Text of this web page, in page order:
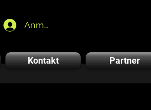
Anmelden
Kontakt Partner